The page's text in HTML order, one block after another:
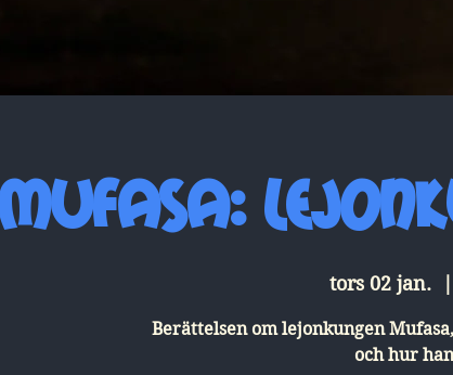
Mufasa:
tors 02 jan.
  |
Berättelsen om lejonkungen
och hur